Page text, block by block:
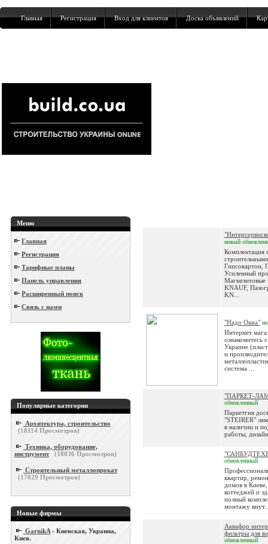
Главная Регистрация Вход для клиентов Доска объявлений
Меню
Главная
Регистрация
Тарифные планы
Панель управления
Расширенный поиск
Связь с нами
Популярные категории
Архитектура, строительство
(18114 Просмотров)
Техника, оборудование,
инструмент
(18036 Просмотров)
Строительный металлопрокат
(17029 Просмотров)
Новые фирмы
GarnikA - Киевская, Украина,
Киев.
новый
Комплектация
Гипсокартон,
Усиленный
Магнезитовые
KNAUF,
KN...
"Надо Окна"
Интернет
ознакомитесь
Украине
и
система ...
"ПАРКЕТ-
обновленный
Паркетгня
"STEIRER"
в наличии и
работы,
обновленный
квартир,
домов в Киеве,
коттеджей и
полный
монтажу
Аквафор
фильтры для
обновленный